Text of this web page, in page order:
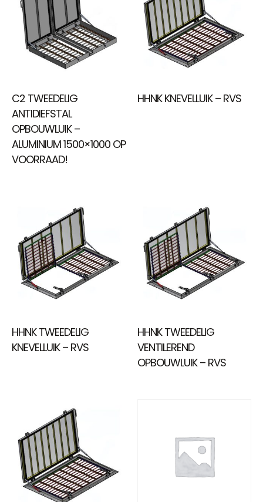
C2 TWEEDELIG
ANTIDIEFSTAL
OPBOUWLUIK –
ALUMINIUM 1500×1000 OP
VOORRAAD!
HHNK KNEVELLUIK – RVS
HHNK TWEEDELIG
KNEVELLUIK – RVS
HHNK TWEEDELIG
VENTILEREND
OPBOUWLUIK – RVS